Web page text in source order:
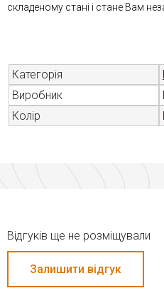
складеному стані і стане Вам
Категорія
Виробник
Колір
Відгуків ще не розміщували
Залишити відгук